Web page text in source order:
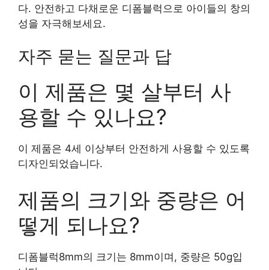
다. 안전하고 다채로운 디폼블럭으로 아이들의 창의
성을 자극해보세요.
자주 묻는 질문과 답
이 제품은 몇 살부터 사
용할 수 있나요?
이 제품은 4세 이상부터 안전하게 사용할 수 있도록
디자인되었습니다.
제품의 크기와 중량은 어
떻게 되나요?
디폼블럭8mm의 크기는 8mm이며, 중량은 50g입